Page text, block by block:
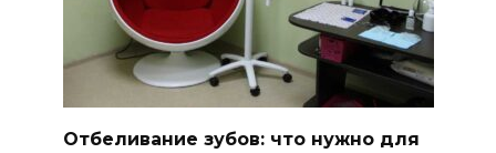
Отбеливание зубов: что нужно для